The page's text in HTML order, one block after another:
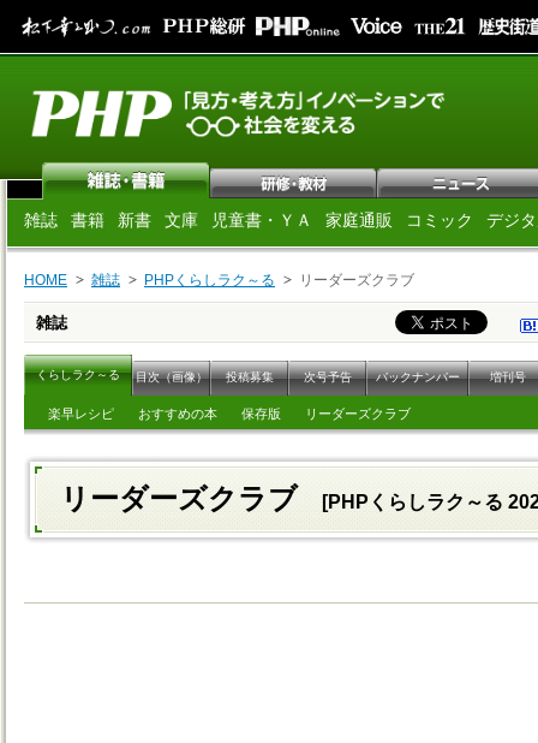
雑誌 書籍 新書 文庫 児童書・ＹＡ 家庭通販 コミック デジ
HOME 雑誌 PHPくらしラク～る リーダーズクラブ
雑誌
くらしラク～る 目次（画像） 投稿募集 次号予告 バックナンバー 増刊号
楽早レシピ おすすめの本 保存版 リーダーズクラブ
リーダーズクラブ [PHPくらしラク～る